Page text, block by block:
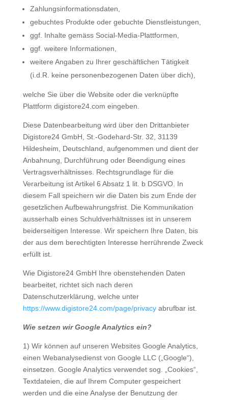
Zahlungsinformationsdaten,
gebuchtes Produkte oder gebuchte Dienstleistungen,
ggf. Inhalte gemäss Social-Media-Plattformen,
ggf. weitere Informationen,
weitere Angaben zu Ihrer geschäftlichen Tätigkeit
(i.d.R. keine personenbezogenen Daten über dich),
welche Sie über die Website oder die verknüpfte
Plattform digistore24.com eingeben.
Diese Datenbearbeitung wird über den Drittanbieter
Digistore24 GmbH, St.-Godehard-Str. 32, 31139
Hildesheim, Deutschland, aufgenommen und dient der
Anbahnung, Durchführung oder Beendigung eines
Vertragsverhältnisses. Rechtsgrundlage für die
Verarbeitung ist Artikel 6 Absatz 1 lit. b DSGVO. In
diesem Fall speichern wir die Daten bis zum Ende der
gesetzlichen Aufbewahrungsfrist. Die Kommunikation
ausserhalb eines Schuldverhältnisses ist in unserem
beiderseitigen Interesse. Wir speichern Ihre Daten, bis
der aus dem berechtigten Interesse herrührende Zweck
erfüllt ist.
Wie Digistore24 GmbH Ihre obenstehenden Daten
bearbeitet, richtet sich nach deren
Datenschutzerklärung, welche unter
https://www.digistore24.com/page/privacyabrufbar ist.
Wie setzen wir Google Analytics ein?
1) Wir können auf unseren Websites Google Analytics,
einen Webanalysedienst von Google LLC („Google“),
einsetzen. Google Analytics verwendet sog. „Cookies“,
Textdateien, die auf Ihrem Computer gespeichert
werden und die eine Analyse der Benutzung der